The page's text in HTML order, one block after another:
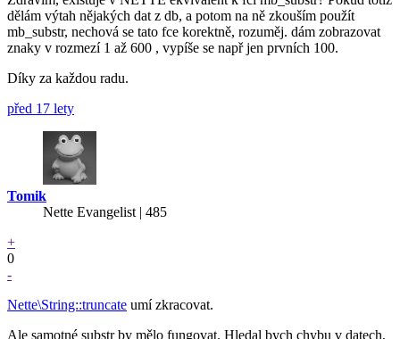
dělám výtah nějakých dat z db, a potom na ně zkouším použít
mb_substr, nechová se tato fce korektně, rozuměj. dám zobrazovat
znaky v rozmezí 1 až 600 , vypíše se např jen prvních 100.
Díky za každou radu.
před 17 lety
Tomik
Nette Evangelist | 485
+
0
-
Nette\String::truncate umí zkracovat.
Ale samotné substr by mělo fungovat. Hledal bych chybu v datech,